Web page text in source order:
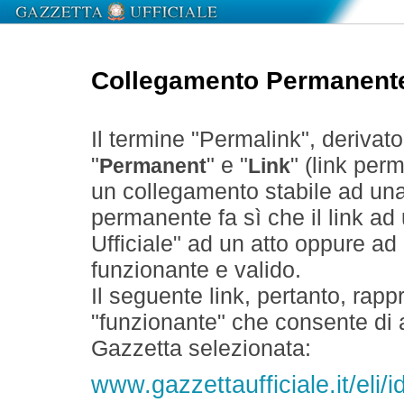
Collegamento
Il termine "Permalink",
" Permanent" e " Link" (link
un collegamento stabile ad
permanente fa sì che il link
Ufficiale" ad un atto oppure
funzionante e valido.
Il seguente link, pertanto,
"funzionante" che consente
Gazzetta selezionata:
www.gazzettaufficiale.it/eli/